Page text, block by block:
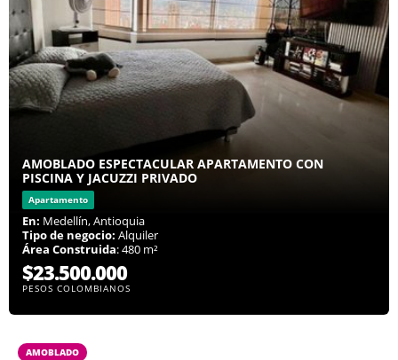
AMOBLADO ESPECTACULAR APARTAMENTO CON
PISCINA Y JACUZZI PRIVADO
Apartamento
En: Medellín, Antioquia
Tipo de negocio: Alquiler
Área Construida: 480 m²
$23.500.000
PESOS COLOMBIANOS
AMOBLADO